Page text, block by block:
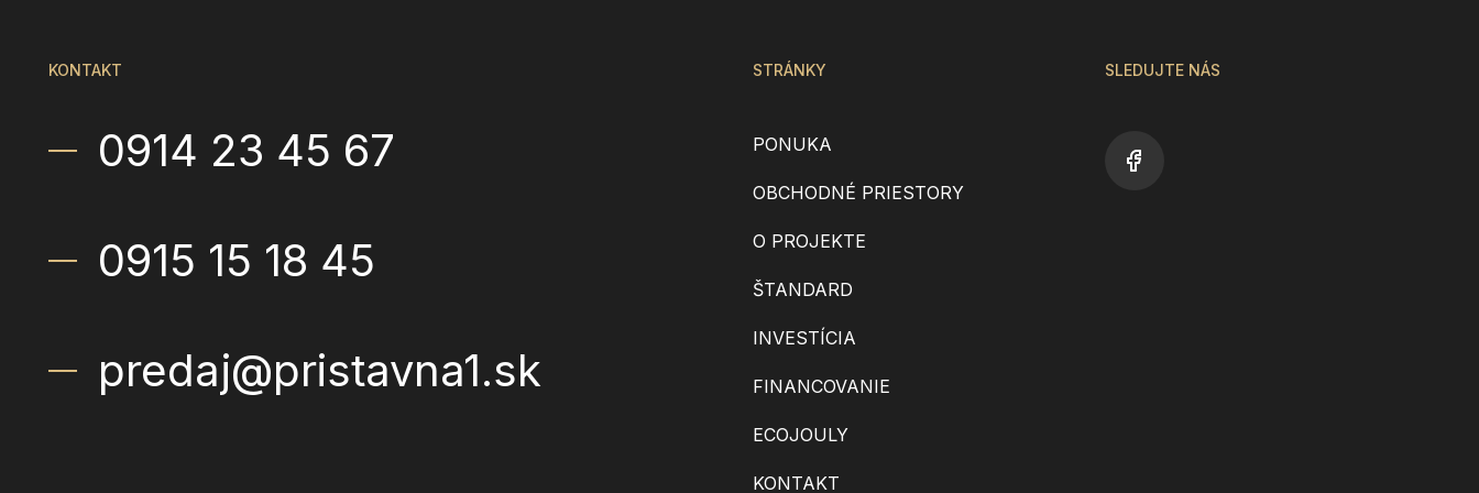
KONTAKT
0914 23 45 67
0915 15 18 45
predaj@pristavna1.sk
STRÁNKY
PONUKA
OBCHODNÉ PRIESTORY
O PROJEKTE
ŠTANDARD
INVESTÍCIA
FINANCOVANIE
ECOJOULY
KONTAKT
SLEDUJTE NÁS